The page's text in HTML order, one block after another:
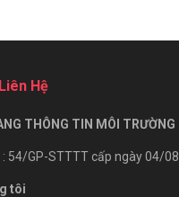
Hệ
THÔNG TIN MÔI TRƯỜNG
: 54/GP-STTTT cấp ngày 04/
tôi